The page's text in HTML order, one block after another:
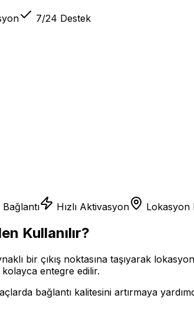
7/24 Destek
Hızlı Aktivasyon Lokasyon
Kullanılır?
bir çıkış noktasına taşıyarak
entegre edilir.
bağlantı kalitesini artırmaya